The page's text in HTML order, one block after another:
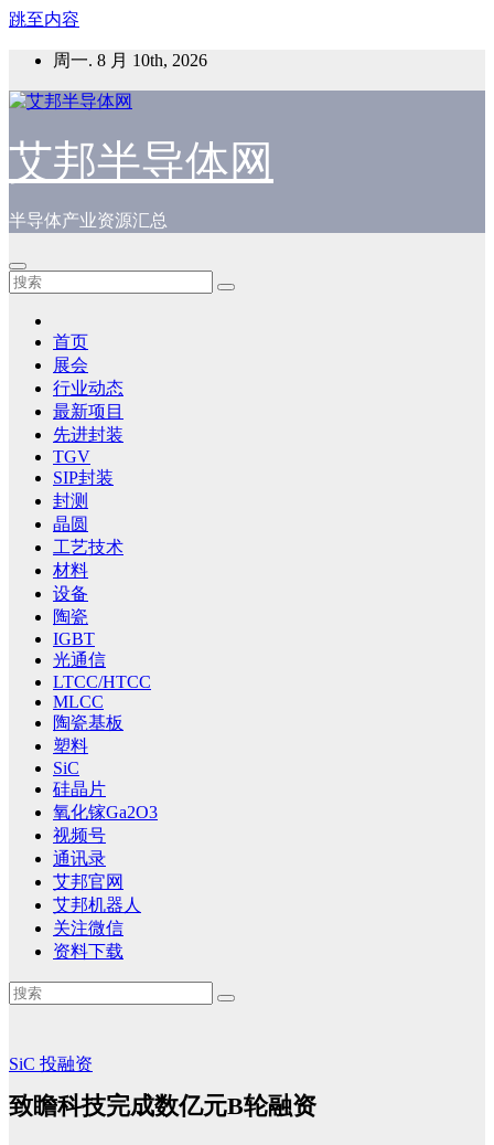
跳至内容
周一. 8 月 10th, 2026
艾邦半导体网
半导体产业资源汇总
首页
展会
行业动态
最新项目
先进封装
TGV
SIP封装
封测
晶圆
工艺技术
材料
设备
陶瓷
IGBT
光通信
LTCC/HTCC
MLCC
陶瓷基板
塑料
SiC
硅晶片
氧化镓Ga2O3
视频号
通讯录
艾邦官网
艾邦机器人
关注微信
资料下载
SiC 投融资
致瞻科技完成数亿元B轮融资